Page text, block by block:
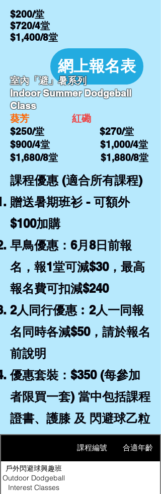
$200/堂
$720/4堂
$1,400/8堂
網上報名表
室內「避」暑系列
Indoor Summer Dodgeball
Class
葵芳
紅磡
$250/堂 $270/堂
$900/4堂 $1,000/4堂
$1,680/8堂 $1,880/8堂
課程優惠 (適合所有課程)
贈送暑期班衫 - 可額外
$100加購
早鳥優惠：6月8日前報
名，報1堂可減$30，最高
報名費可扣減$240
2人同行優惠︰2人一同報
名同時各減$50，請於報名
前說明
優惠套裝：$350 (每參加
者限買一套) 當中包括課程
證書、護膝 及 閃避球乙粒
課程編號 合適年齡
戶外閃避球興趣班
Outdoor Dodgeball
Interest Classes